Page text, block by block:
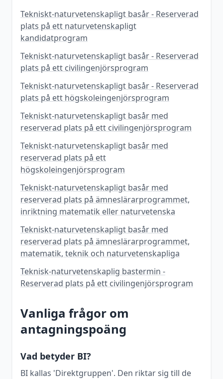
Tekniskt-naturvetenskapligt basår - Reserverad
plats på ett naturvetenskapligt
kandidatprogram
Tekniskt-naturvetenskapligt basår - Reserverad
plats på ett civilingenjörsprogram
Tekniskt-naturvetenskapligt basår - Reserverad
plats på ett högskoleingenjörsprogram
Tekniskt-naturvetenskapligt basår med
reserverad plats på ett civilingenjörsprogram
Tekniskt-naturvetenskapligt basår med
reserverad plats på ett
högskoleingenjörsprogram
Tekniskt-naturvetenskapligt basår med
reserverad plats på ämneslärarprogrammet,
inriktning matematik eller naturvetenska
Tekniskt-naturvetenskapligt basår med
reserverad plats på ämneslärarprogrammet,
matematik, teknik och naturvetenskapliga
Teknisk-naturvetenskaplig bastermin -
Reserverad plats på ett civilingenjörsprogram
Vanliga frågor om
antagningspoäng
Vad betyder BI?
BI kallas 'Direktgruppen'. Den riktar sig till de